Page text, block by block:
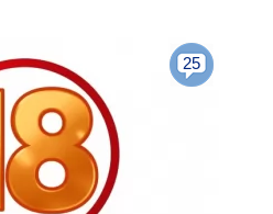
25